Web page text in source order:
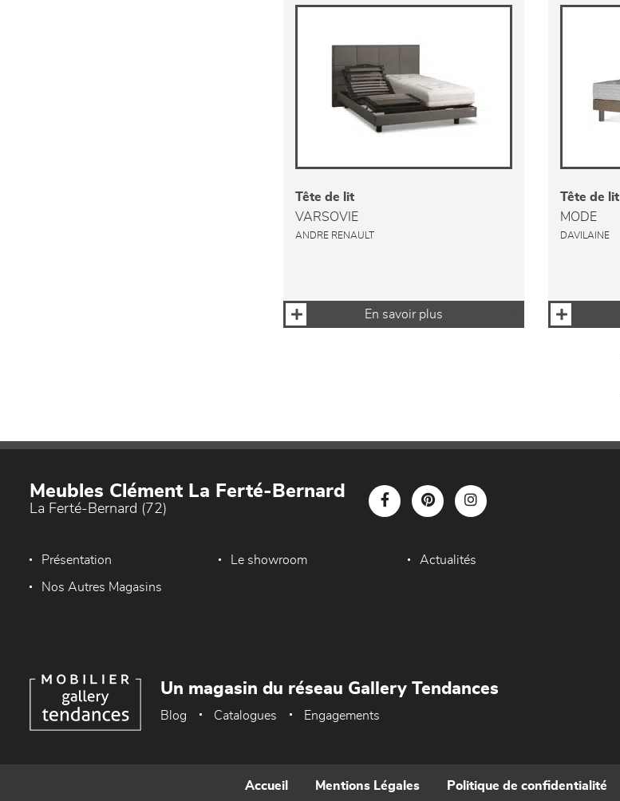
Tête de lit
VARSOVIE
ANDRE RENAULT
En savoir plus
Tête de lit
MODE
DAVILAINE
Meubles Clément La Ferté-Bernard
La Ferté-Bernard (72)
Présentation Le showroom Actualités
Nos Autres Magasins
Un magasin du réseau Gallery Tendances
Blog Catalogues Engagements
Accueil Mentions Légales Politique de confidentialité